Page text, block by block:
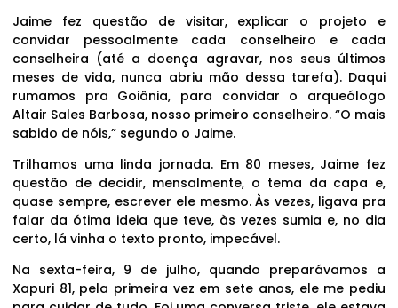
Jaime fez questão de visitar, explicar o projeto e
convidar pessoalmente cada conselheiro e cada
conselheira (até a doença agravar, nos seus últimos
meses de vida, nunca abriu mão dessa tarefa). Daqui
rumamos pra Goiânia, para convidar o arqueólogo
Altair Sales Barbosa, nosso primeiro conselheiro. “O mais
sabido de nóis,” segundo o Jaime.
Trilhamos uma linda jornada. Em 80 meses, Jaime fez
questão de decidir, mensalmente, o tema da capa e,
quase sempre, escrever ele mesmo. Às vezes, ligava pra
falar da ótima ideia que teve, às vezes sumia e, no dia
certo, lá vinha o texto pronto, impecável.
Na sexta-feira, 9 de julho, quando preparávamos a
Xapuri 81, pela primeira vez em sete anos, ele me pediu